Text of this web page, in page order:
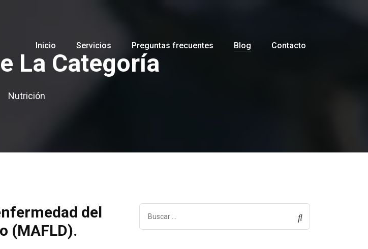
Inicio Servicios Preguntas frecuentes Blog Contacto
La Categoría
Nutrición
del
(MAFLD).